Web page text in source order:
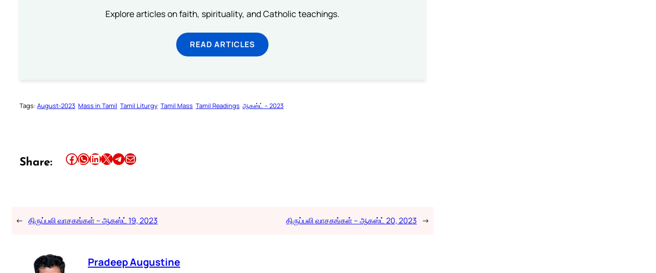
Explore articles on faith, spirituality, and Catholic teachings.
READ ARTICLES
Tags: August-2023 Mass in Tamil Tamil Liturgy Tamil Mass Tamil Readings ஆகஸ்ட் – 2023
Share: Share this article on Facebook Share this article on WhatsApp Share this article on LinkedIn Share this article on X Share this article on TelegramEmail this Article
← திருப்பலி வாசகங்கள் – ஆகஸ்ட் 19, 2023 திருப்பலி வாசகங்கள் – ஆகஸ்ட் 20, 2023 →
Pradeep Augustine